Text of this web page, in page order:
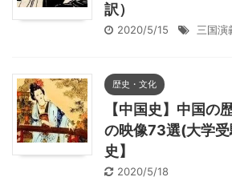
訳）
2020/5/15 三国演
歴史・文化
【中国史】中国の
の映像73選(大学
史】
2020/5/18